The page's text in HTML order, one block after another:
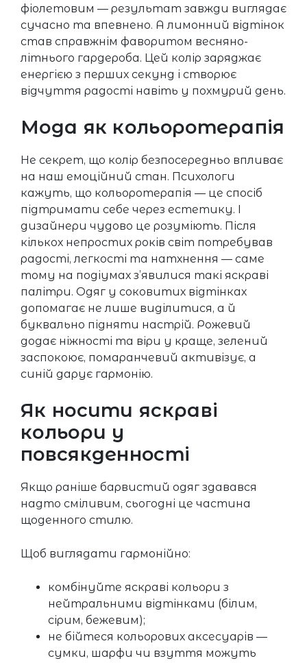
фіолетовим — результат завжди виглядає
сучасно та впевнено. А лимонний відтінок
став справжнім фаворитом весняно-
літнього гардероба. Цей колір заряджає
енергією з перших секунд і створює
відчуття радості навіть у похмурий день.
Мода як кольоротерапія
Не секрет, що колір безпосередньо впливає
на наш емоційний стан. Психологи
кажуть, що кольоротерапія — це спосіб
підтримати себе через естетику. І
дизайнери чудово це розуміють. Після
кількох непростих років світ потребував
радості, легкості та натхнення — саме
тому на подіумах з’явилися такі яскраві
палітри. Одяг у соковитих відтінках
допомагає не лише виділитися, а й
буквально підняти настрій. Рожевий
додає ніжності та віри у краще, зелений
заспокоює, помаранчевий активізує, а
синій дарує гармонію.
Як носити яскраві
кольори у
повсякденності
Якщо раніше барвистий одяг здавався
надто сміливим, сьогодні це частина
щоденного стилю.
Щоб виглядати гармонійно:
комбінуйте яскраві кольори з
нейтральними відтінками (білим,
сірим, бежевим);
не бійтеся кольорових аксесуарів —
сумки, шарфи чи взуття можуть